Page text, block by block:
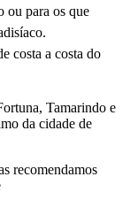
ou para os que
costa a costa do
Tamarindo e
da cidade de
recomendamos